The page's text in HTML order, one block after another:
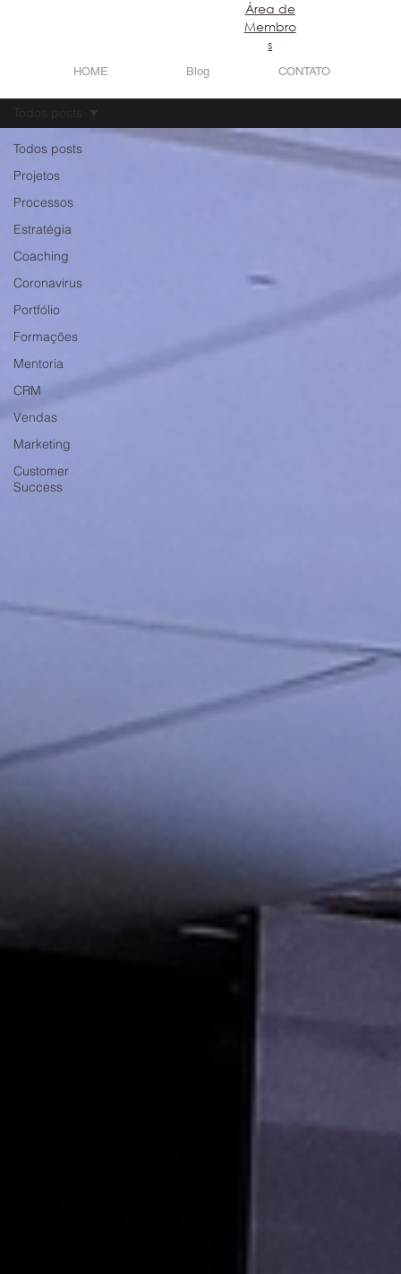
​Área de
Membro
s
HOME Blog CONTATO
Todos posts
Projetos
Processos
Estratégia
Coaching
Coronavirus
Portfólio
Formações
Mentoria
CRM
Vendas
Marketing
Customer
Success